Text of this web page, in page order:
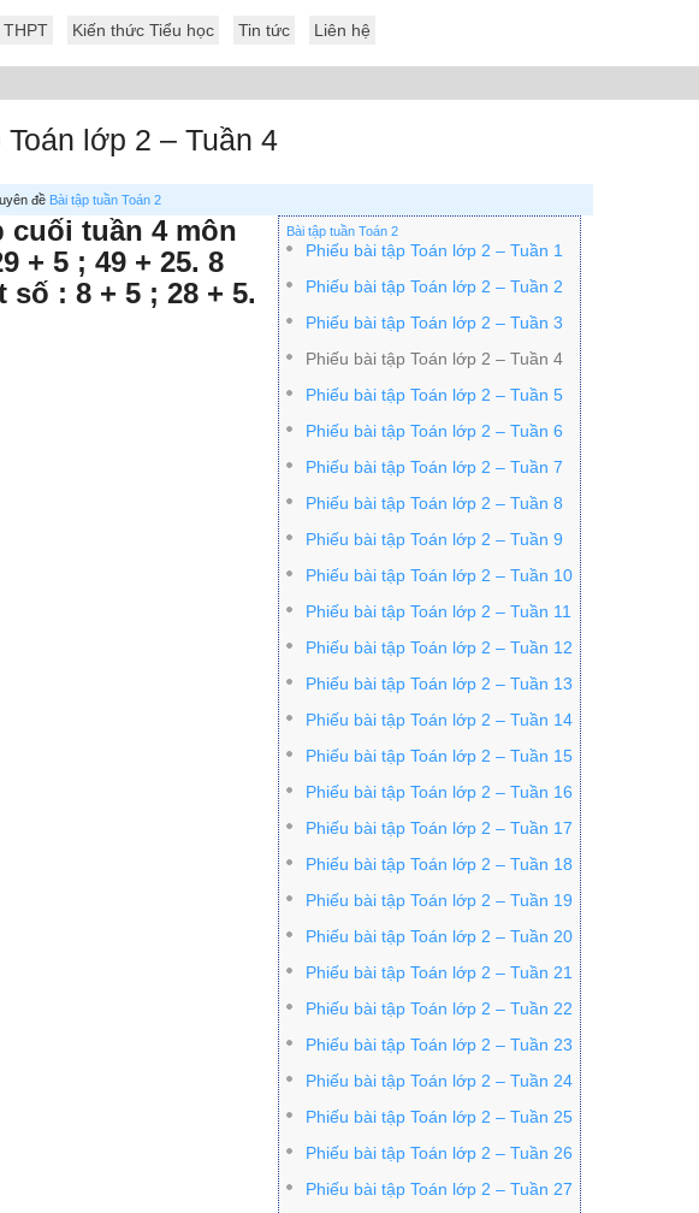
Kiến thức Tiểu học Tin tức Liên hệ
lớp 2 – Tuần 4
đề Bài tập tuần Toán 2
Bài tập tuần Toán 2
Phiếu bài tập Toán lớp 2 – Tuần 1
Phiếu bài tập Toán lớp 2 – Tuần 2
Phiếu bài tập Toán lớp 2 – Tuần 3
Phiếu bài tập Toán lớp 2 – Tuần 4
Phiếu bài tập Toán lớp 2 – Tuần 5
Phiếu bài tập Toán lớp 2 – Tuần 6
Phiếu bài tập Toán lớp 2 – Tuần 7
Phiếu bài tập Toán lớp 2 – Tuần 8
Phiếu bài tập Toán lớp 2 – Tuần 9
Phiếu bài tập Toán lớp 2 – Tuần 10
Phiếu bài tập Toán lớp 2 – Tuần 11
Phiếu bài tập Toán lớp 2 – Tuần 12
Phiếu bài tập Toán lớp 2 – Tuần 13
Phiếu bài tập Toán lớp 2 – Tuần 14
Phiếu bài tập Toán lớp 2 – Tuần 15
Phiếu bài tập Toán lớp 2 – Tuần 16
Phiếu bài tập Toán lớp 2 – Tuần 17
Phiếu bài tập Toán lớp 2 – Tuần 18
Phiếu bài tập Toán lớp 2 – Tuần 19
Phiếu bài tập Toán lớp 2 – Tuần 20
Phiếu bài tập Toán lớp 2 – Tuần 21
Phiếu bài tập Toán lớp 2 – Tuần 22
Phiếu bài tập Toán lớp 2 – Tuần 23
Phiếu bài tập Toán lớp 2 – Tuần 24
Phiếu bài tập Toán lớp 2 – Tuần 25
Phiếu bài tập Toán lớp 2 – Tuần 26
Phiếu bài tập Toán lớp 2 – Tuần 27
cuối tuần 4 môn
+ 5 ; 49 + 25. 8
: 8 + 5 ; 28 + 5.